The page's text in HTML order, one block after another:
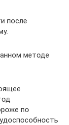
после
методе
по